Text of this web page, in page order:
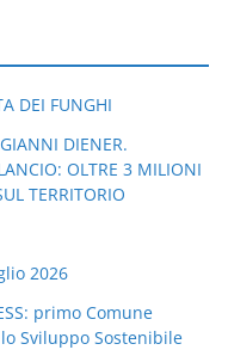
DEI FUNGHI
DIENER.
OLTRE 3 MILIONI
TERRITORIO
2026
primo Comune
Sviluppo Sostenibile